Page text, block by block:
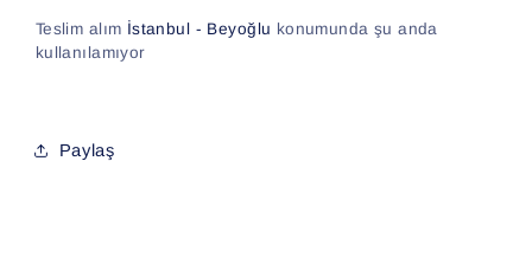
Teslim alım İstanbul - Beyoğlu konumunda şu anda
kullanılamıyor
Paylaş